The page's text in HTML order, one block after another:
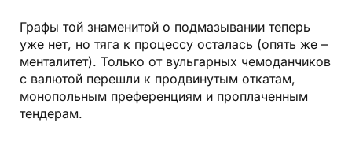
Графы той знаменитой о подмазывании теперь
уже нет, но тяга к процессу осталась (опять же –
менталитет). Только от вульгарных чемоданчиков
с валютой перешли к продвинутым откатам,
монопольным преференциям и проплаченным
тендерам.